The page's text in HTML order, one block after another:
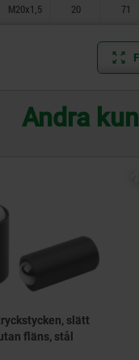
M20x1,5 20 71
Andra
slätt
fläns, stål